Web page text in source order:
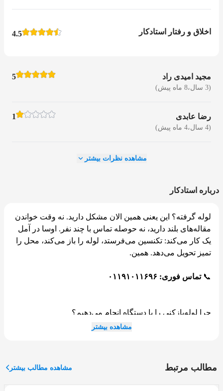
اخلاق و رفتار استادکار 4.5
مجید امیدی راد
(3 سال،8 ماه پیش)
5
رضا عابدی
(4 سال،4 ماه پیش)
1
مشاهده نظرات بیشتر
درباره استادکار
لوله گرفته؟ این یعنی همین الان مشکل دارید. نه وقت خواندن
مقاله‌های بلند دارید، نه حوصله تماس با چند نفر. اوسا در آمل
یک کار می‌کند: تکنسین می‌فرستد، لوله را باز می‌کند، محل را
تمیز تحویل می‌دهد. همین.
📞تماس فوری: ۰۱۱۹۱۰۱۱۶۹۶
چرا لوله‌بازکنی را با دستگاه انجام می‌دهیم؟
اوسا از دستگاه فنر برقی و واترجت استفاده می‌کند. فنر برقی
با چرخش مداوم وارد لوله می‌شود و هر چیزی چربی سفت،
مشاهده بیشتر
مطالب مرتبط مشاهده مطالب بیشتر